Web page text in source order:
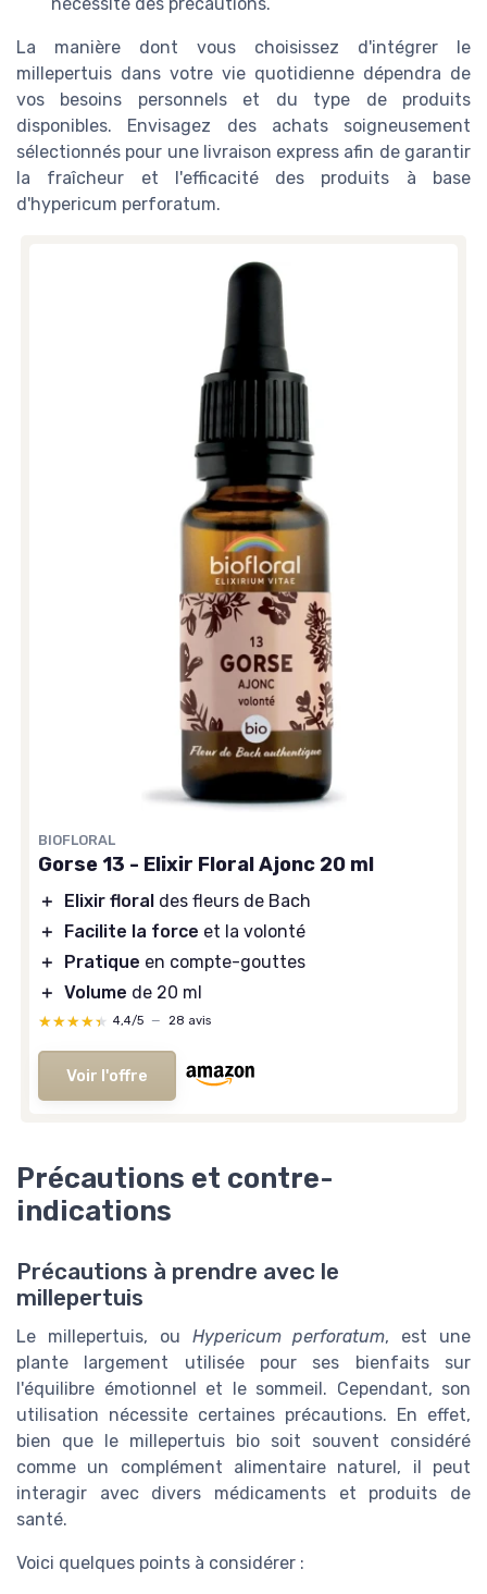
La manière dont vous choisissez d'intégrer le
millepertuis dans votre vie quotidienne dépendra de
vos besoins personnels et du type de produits
disponibles. Envisagez des achats soigneusement
sélectionnés pour une livraison express afin de garantir
la fraîcheur et l'efficacité des produits à base
d'hypericum perforatum.
BIOFLORAL
Gorse 13 - Elixir Floral Ajonc 20 ml
＋ Elixir floral des fleurs de Bach
＋
Facilite la force et la volonté
＋
Pratique en compte-gouttes
＋ Volume de 20 ml
★★★★★
★★★★★ 4,4/5 — 28 avis
Voir l'offre
Précautions et contre-
indications
Précautions à prendre avec le
millepertuis
Le millepertuis, ou Hypericum perforatum, est une
plante largement utilisée pour ses bienfaits sur
l'équilibre émotionnel et le sommeil. Cependant, son
utilisation nécessite certaines précautions. En effet,
bien que le millepertuis bio soit souvent considéré
comme un complément alimentaire naturel, il peut
interagir avec divers médicaments et produits de
santé.
Voici quelques points à considérer :